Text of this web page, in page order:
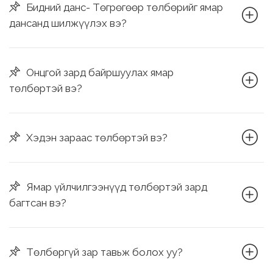
Бидний данс- Төгрөгөөр төлбөрийг ямар
дансанд шилжүүлэх вэ?
Онцгой зард байршуулах ямар
төлбөртэй вэ?
Хэдэн зараас төлбөртэй вэ?
Ямар үйлчилгээнүүд төлбөртэй зард
багтсан вэ?
Төлбөргүй зар тавьж болох уу?